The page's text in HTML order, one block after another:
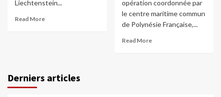
Liechtenstein...
Read More
opération coordonnée par
le centre maritime commun
de Polynésie Française,...
Read More
Derniers articles